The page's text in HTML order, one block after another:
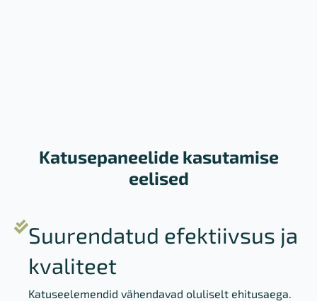
Katusepaneelide kasutamise
eelised
Suurendatud efektiivsus ja
kvaliteet
Katuseelemendid vähendavad oluliselt ehitusaega.